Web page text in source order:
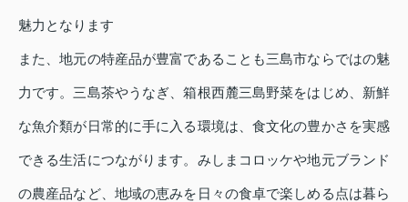
魅力となります
また、地元の特産品が豊富であることも三島市ならではの魅
力です。三島茶やうなぎ、箱根西麓三島野菜をはじめ、新鮮
な魚介類が日常的に手に入る環境は、食文化の豊かさを実感
できる生活につながります。みしまコロッケや地元ブランド
の農産品など、地域の恵みを日々の食卓で楽しめる点は暮ら